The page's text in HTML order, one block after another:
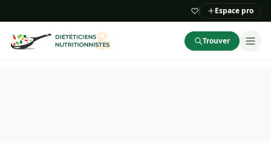
Espace pro
Trouver